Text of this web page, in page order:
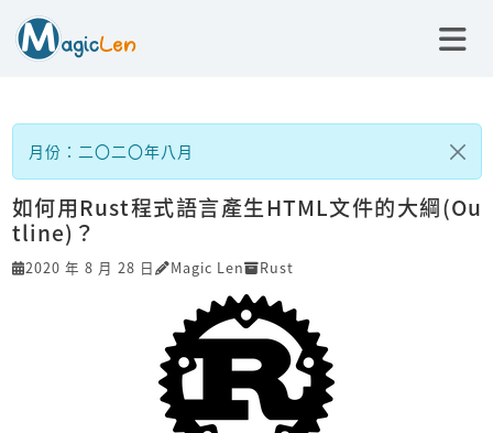
月份：二〇二〇年八月
如何用Rust程式語言產生HTML文件的大綱(Ou
tline)？
2020 年 8 月 28 日 Magic Len Rust